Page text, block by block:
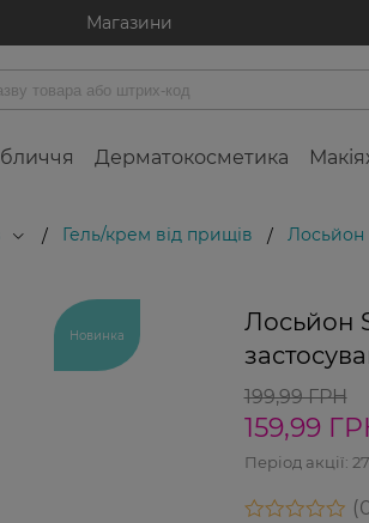
Магазини
Дерматокосметика
/ Гель/крем від прищів / Лосьйон
Новинка
-20%
Лосьйон
199,99 ГРН
159,99
Період акції: